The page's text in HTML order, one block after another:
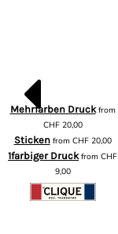
Mehrfarben Druckfrom
CHF20,00
Stickenfrom CHF20,00
1farbiger DruckfromCHF
9,00